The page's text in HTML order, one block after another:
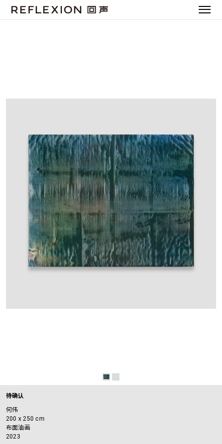
待确认
何伟
200 x 250 cm
布面油画
2023